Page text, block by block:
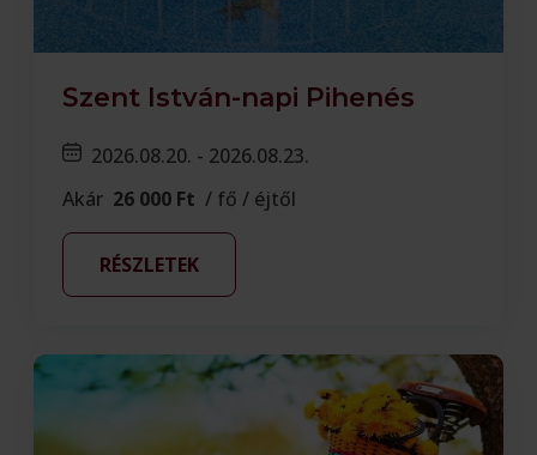
Szent István-napi Pihenés
2026.08.20. - 2026.08.23.
Akár 26 000 Ft / fő / éjtől
RÉSZLETEK